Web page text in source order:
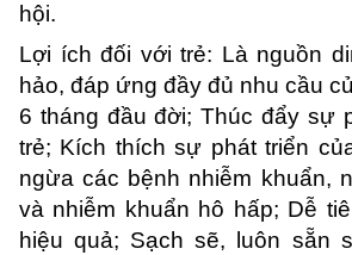
hội.
Lợi ích đối với trẻ: Là nguồn
hảo, đáp ứng đầy đủ nhu cầu
6 tháng đầu đời; Thúc đẩy sự
trẻ; Kích thích sự phát triển
ngừa các bệnh nhiễm khuẩn,
và nhiễm khuẩn hô hấp; Dễ
hiệu quả; Sạch sẽ, luôn sẵn